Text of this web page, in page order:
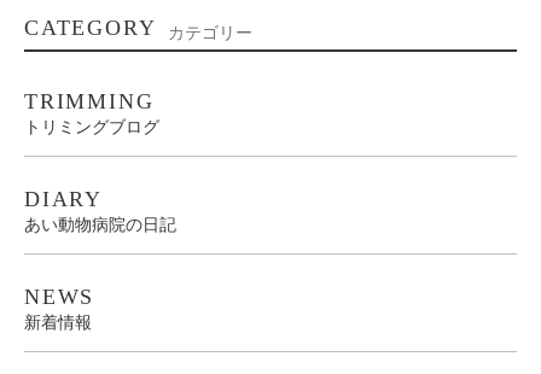
CATEGORY カテゴリー
TRIMMING
トリミングブログ
DIARY
あい動物病院の日記
NEWS
新着情報